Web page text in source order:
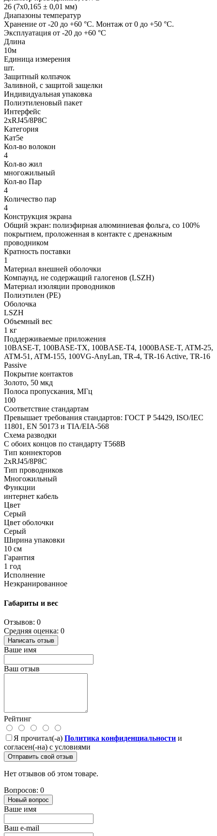
26 (7x0,165 ± 0,01 мм)
Диапазоны температур
Хранение от -20 до +60 °C. Монтаж от 0 до +50 °C.
Эксплуатация от -20 до +60 °C
Длина
10м
Единица измерения
шт.
Защитный колпачок
Заливной, с защитой защелки
Индивидуальная упаковка
Полиэтиленовый пакет
Интерфейс
2хRJ45/8P8C
Категория
Кат5е
Кол-во волокон
4
Кол-во жил
многожильный
Кол-во Пар
4
Количество пар
4
Конструкция экрана
Общий экран: полиэфирная алюминиевая фольга, со 100%
покрытием, проложенная в контакте с дренажным
проводником
Кратность поставки
1
Материал внешней оболочки
Компаунд, не содержащий галогенов (LSZH)
Материал изоляции проводников
Полиэтилен (PE)
Оболочка
LSZH
Объемный вес
1 кг
Поддерживаемые приложения
10BASE-T, 100BASE-TX, 100BASE-T4, 1000BASE-T, ATM-25,
ATM-51, ATM-155, 100VG-AnyLan, TR-4, TR-16 Active, TR-16
Passive
Покрытие контактов
Золото, 50 мкд
Полоса пропускания, МГц
100
Соответствие стандартам
Превышает требования стандартов: ГОСТ Р 54429, ISO/IEC
11801, EN 50173 и TIA/EIA-568
Схема разводки
С обоих концов по стандарту T568B
Тип коннекторов
2xRJ45/8P8C
Тип проводников
Многожильный
Функции
интернет кабель
Цвет
Серый
Цвет оболочки
Серый
Ширина упаковки
10 см
Гарантия
1 год
Исполнение
Неэкранированное
Габариты и вес
Отзывов: 0
Средняя оценка: 0
Написать отзыв
Ваше имя
Ваш отзыв
Рейтинг
Я прочитал(-а) Политика конфиденциальности и
согласен(-на) с условиями
Отправить свой отзыв
Нет отзывов об этом товаре.
Вопросов: 0
Новый вопрос
Ваше имя
Ваш e-mail